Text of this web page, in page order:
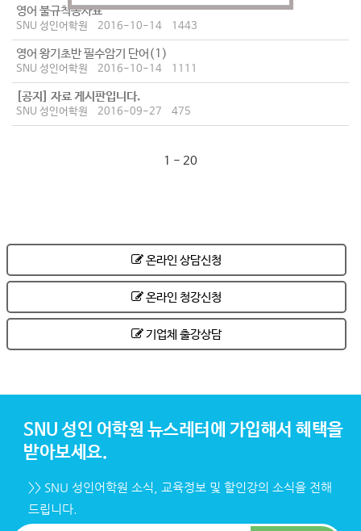
영어 불규칙동사표
SNU 성인어학원 2016-10-14 1443
영어 왕기초반 필수암기 단어(1)
SNU 성인어학원 2016-10-14 1111
[공지] 자료 게시판입니다.
SNU 성인어학원 2016-09-27 475
1 - 20
온라인 상담신청
온라인 청강신청
기업체 출강상담
SNU 성인 어학원 뉴스레터에 가입해서 혜택을
받아보세요.
>> SNU 성인어학원 소식, 교육정보 및 할인강의 소식을 전해
드립니다.